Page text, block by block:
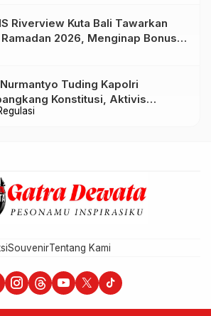
Riverview Kuta Bali Tawarkan
2026, Menginap Bonus
Bukber Mulai Rp88.888
Tuding Kapolri
Konstitusi, Aktivis
Polri Tak Punya Sejarah
SouvenirTentang Kami